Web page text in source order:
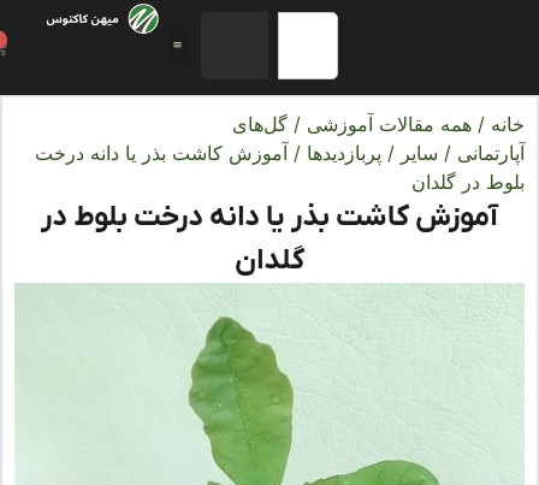
/همه مقالات آموزشی/گل‌های
/سایر /پربازدیدها / آموزش کاشت بذر یا دانه درخت
در گلدان
آموزش کاشت بذر یا دانه درخت بلوط در
گلدان